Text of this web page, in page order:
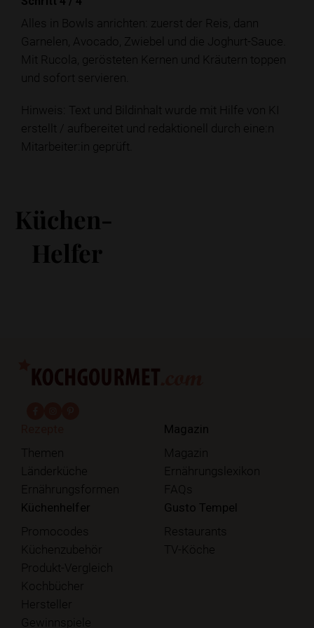
Alles in Bowls anrichten: zuerst der Reis, dann
Garnelen, Avocado, Zwiebel und die Joghurt-Sauce.
Mit Rucola, gerösteten Kernen und Kräutern toppen
und sofort servieren.
Hinweis: Text und Bildinhalt wurde mit Hilfe von KI
erstellt / aufbereitet und redaktionell durch eine:n
Mitarbeiter:in geprüft.
Küchen-
Helfer
Themen
Länderküche
Ernährungsformen
Magazin
Magazin
Ernährungslexikon
FAQs
Küchenhelfer
Promocodes
Küchenzubehör
Produkt-Vergleich
Kochbücher
Hersteller
Gewinnspiele
Gusto Tempel
Restaurants
TV-Köche